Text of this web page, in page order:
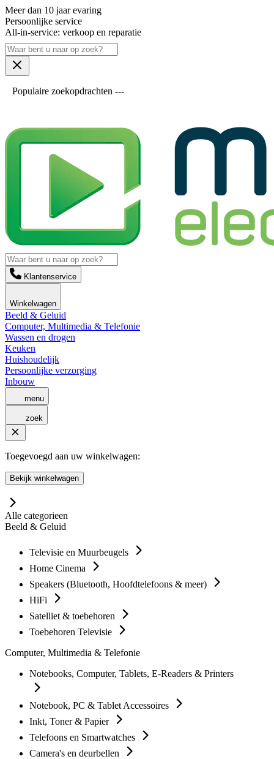
Meer dan 10 jaar evaring
Persoonlijke service
All-in-service: verkoop en reparatie
Populaire zoekopdrachten ---
Klantenservice
Winkelwagen
Beeld & Geluid
Computer, Multimedia & Telefonie
Wassen en drogen
Keuken
Huishoudelijk
Persoonlijke verzorging
Inbouw
menu
zoek
Toegevoegd aan uw winkelwagen:
Bekijk winkelwagen
Alle categorieen
Beeld & Geluid
Televisie en Muurbeugels
Home Cinema
Speakers (Bluetooth, Hoofdtelefoons & meer)
HiFi
Satelliet & toebehoren
Toebehoren Televisie
Computer, Multimedia & Telefonie
Notebooks, Computer, Tablets, E-Readers & Printers
Notebook, PC & Tablet Accessoires
Inkt, Toner & Papier
Telefoons en Smartwatches
Camera's en deurbellen